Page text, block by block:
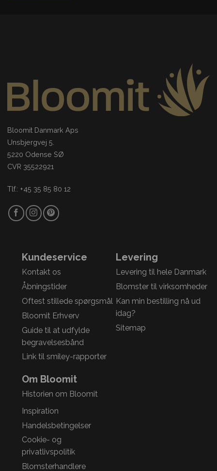
Bloomit Danmark Aps
Unsbjergvej 5.
5220 Odense SØ
CVR 35522921
Tlf.: +45 35 85 80 12
Kundeservice
Kontakt os
Åbningstider
Oftest stillede spørgsmål
Bloomit Erhverv
Guide til at udfylde
begravelsesbånd
Link til smiley-rapporter
Levering
Levering til hele Danmark
Blomster til virksomheder
Kan min bestilling nå ud
idag?
Sitemap
Om Bloomit
Historien om Bloomit
Inspiration
Handelsbetingelser
Cookie- og
privatlivspolitik
Blomsterhandlere